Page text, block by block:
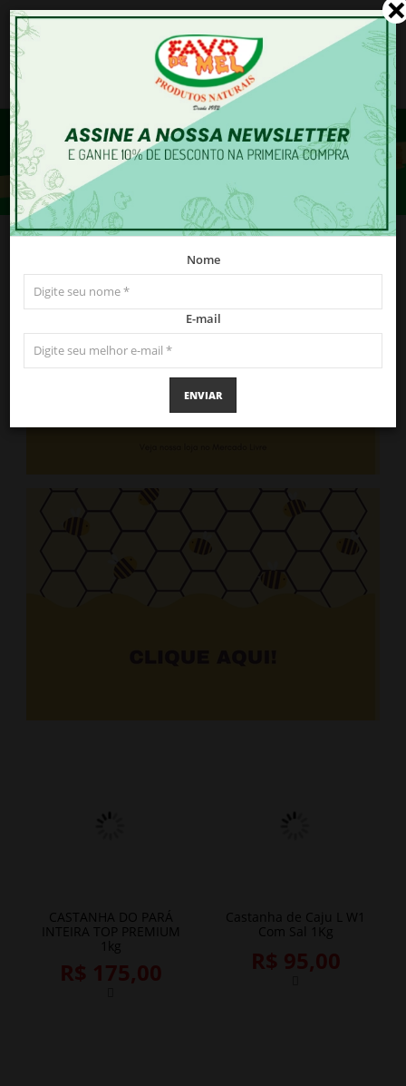
0
CASTANHA DO PARÁ
INTEIRA TOP PREMIUM
1kg
R$ 175,00
Castanha de Caju L W1
Com Sal 1Kg
R$ 95,00
Nome
E-mail
ENVIAR